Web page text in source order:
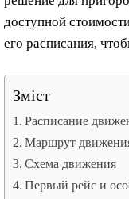
доступной
его расписания,
Зміст
Расписание
Маршрут
Схема движения
Первый рейс и